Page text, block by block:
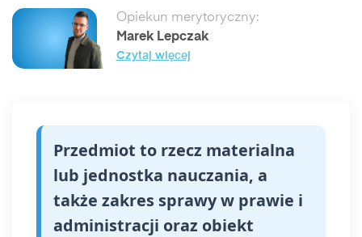
Opiekun merytoryczny:
Marek Lepczak
Czytaj więcej
Przedmiot to rzecz materialna
lub jednostka nauczania, a
także zakres sprawy w prawie i
administracji oraz obiekt